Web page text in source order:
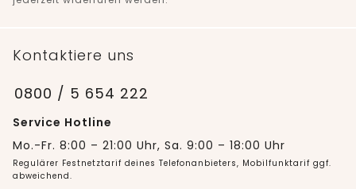
Kontaktiere uns
0800 / 5 654 222
Service Hotline
Mo.-Fr. 8:00 – 21:00 Uhr, Sa. 9:00 – 18:00 Uhr
Regulärer Festnetztarif deines Telefonanbieters, Mobilfunktarif ggf.
abweichend.